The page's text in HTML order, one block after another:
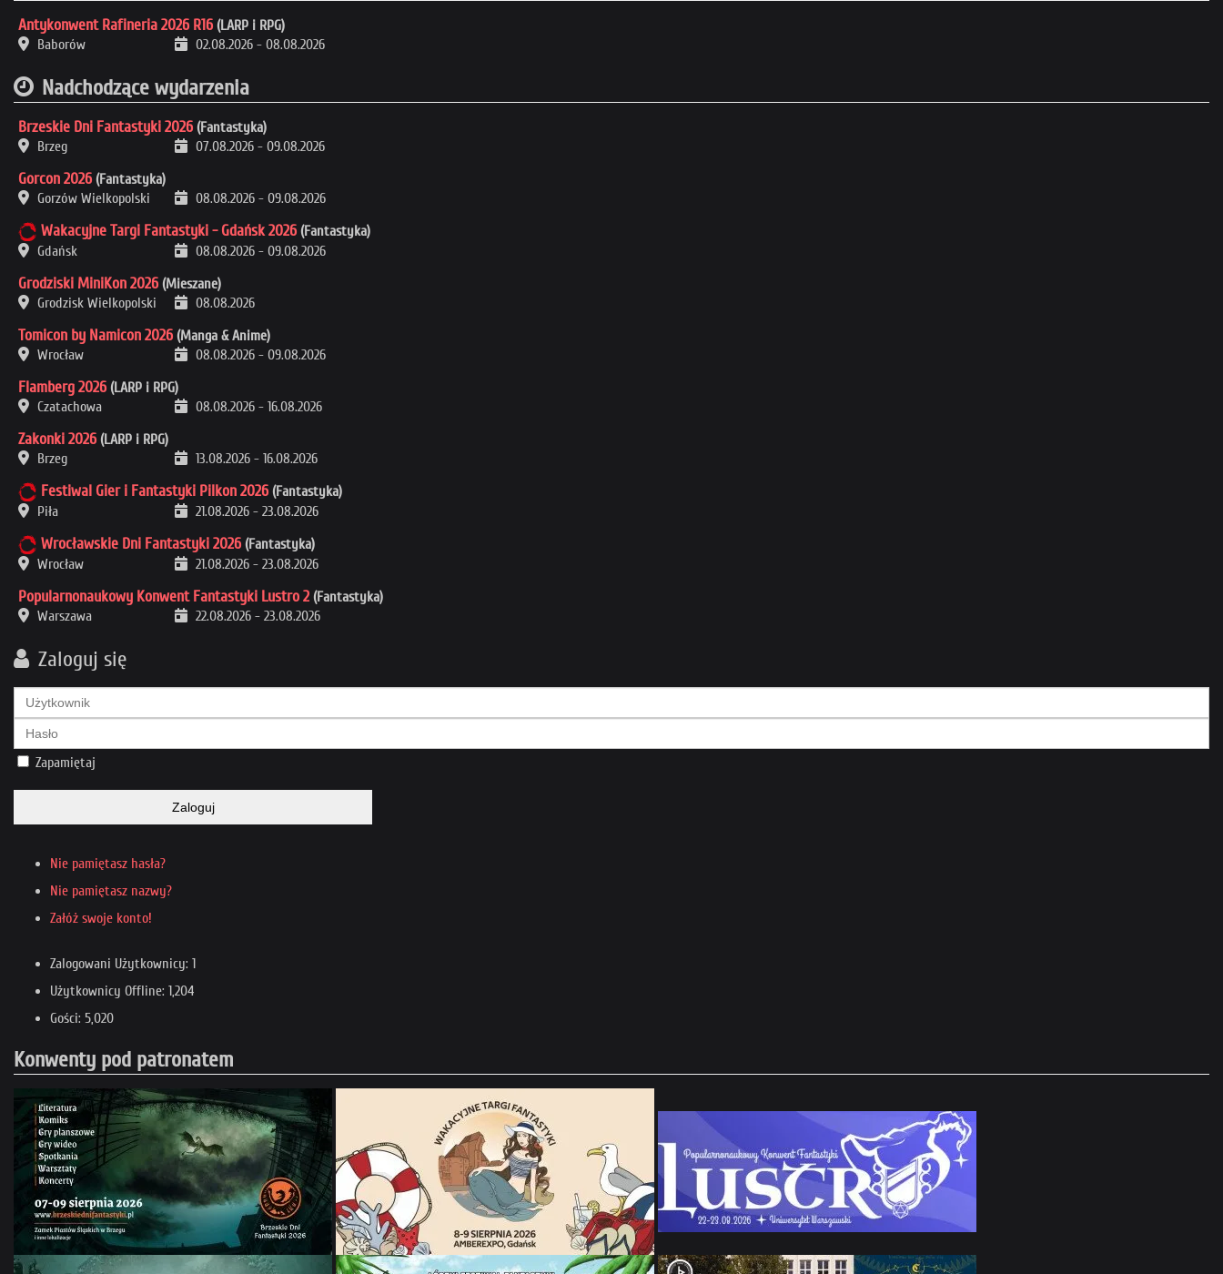
Antykonwent Rafineria 2026 R16 (LARP i RPG)
Baborów
02.08.2026 - 08.08.2026
Nadchodzące wydarzenia
Brzeskie Dni Fantastyki 2026 (Fantastyka)
Brzeg
07.08.2026 - 09.08.2026
Gorcon 2026 (Fantastyka)
Gorzów Wielkopolski
08.08.2026 - 09.08.2026
Wakacyjne Targi Fantastyki - Gdańsk 2026 (Fantastyka)
Gdańsk
08.08.2026 - 09.08.2026
Grodziski MiniKon 2026 (Mieszane)
Grodzisk Wielkopolski
08.08.2026
Tomicon by Namicon 2026 (Manga & Anime)
Wrocław
08.08.2026 - 09.08.2026
Flamberg 2026 (LARP i RPG)
Czatachowa
08.08.2026 - 16.08.2026
Zakonki 2026 (LARP i RPG)
Brzeg
13.08.2026 - 16.08.2026
Festiwal Gier i Fantastyki Pilkon 2026 (Fantastyka)
Piła
21.08.2026 - 23.08.2026
Wrocławskie Dni Fantastyki 2026 (Fantastyka)
Wrocław
21.08.2026 - 23.08.2026
Popularnonaukowy Konwent Fantastyki Lustro 2 (Fantastyka)
Warszawa
22.08.2026 - 23.08.2026
Zaloguj się
Zapamiętaj
Zaloguj
Nie pamiętasz hasła?
Nie pamiętasz nazwy?
Załóż swoje konto!
Zalogowani Użytkownicy: 1
Użytkownicy Offline: 1,204
Gości: 5,020
Konwenty pod patronatem